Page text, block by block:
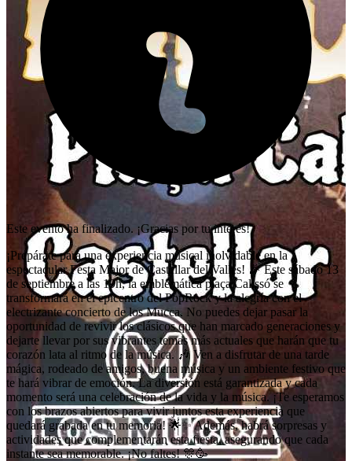
Este evento ha finalizado. ¡Gracias por tu interés!
¡Prepárate para una experiencia musical inolvidable en la
espectacular Festa Major de Castellar del Vallès! 🎉 Este sábado 13
de septiembre a las 19h, la emblemática plaça Calissó se
transformará en el epicentro del PopRock y la alegría con el
electrizante concierto de los Mucca. No puedes dejar pasar la
oportunidad de revivir los clásicos que han marcado generaciones y
dejarte llevar por sus vibrantes temas más actuales que harán que tu
corazón lata al ritmo de la música. 🎶 Ven a disfrutar de una tarde
mágica, rodeado de amigos, buena música y un ambiente festivo que
te hará vibrar de emoción. La diversión está garantizada y cada
momento será una celebración de la vida y la música. ¡Te esperamos
con los brazos abiertos para vivir juntos esta experiencia que
quedará grabada en tu memoria! 🌟✨ Además, habrá sorpresas y
actividades que complementarán esta fiesta, asegurando que cada
instante sea memorable. ¡No faltes! 🎊🥳